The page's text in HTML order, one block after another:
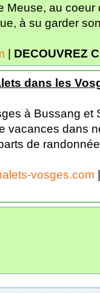
Meuse, au
à su garder
| DECOUVREZ
dans les
à Bussang et
vacances dans
de
vosges.com